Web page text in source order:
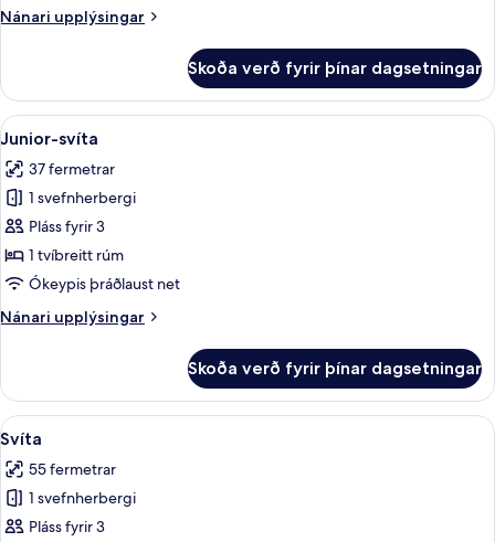
Nánari upplýsingar
Nánari
Skoða verð fyrir þínar dagsetningar
Skoða
allar
myndir
fyrir
Junior-
svíta
Junior-svíta | Ofnæmisprófaður
12
Junior-svíta
37 fermetrar
1 svefnherbergi
Pláss fyrir 3
1 tvíbreitt rúm
Ókeypis þráðlaust net
Nánari upplýsingar
Nánari
svíta
Skoða verð fyrir þínar dagsetningar
Skoða
allar
myndir
fyrir
Svíta
Svíta | Ofnæmisprófaður
16
Svíta
55 fermetrar
1 svefnherbergi
Pláss fyrir 3